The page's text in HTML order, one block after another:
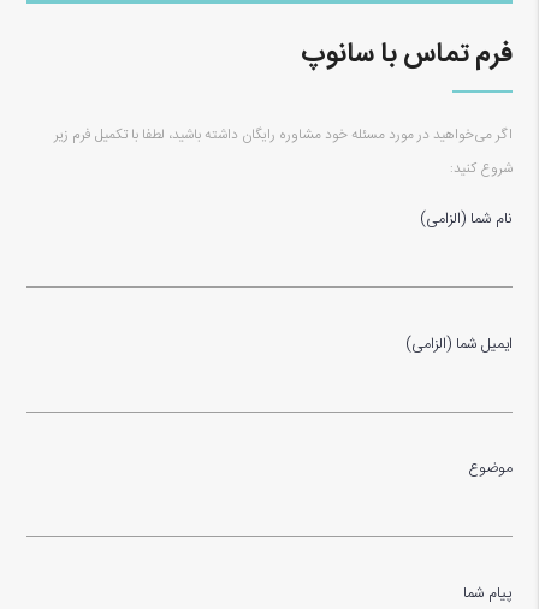
فرم تماس با سانوپ
اگر می‌خواهید در مورد مسئله خود مشاوره رایگان داشته باشید، لطفا با تکمیل فرم زیر
شروع کنید:
نام شما (الزامی)
ایمیل شما (الزامی)
موضوع
پیام شما